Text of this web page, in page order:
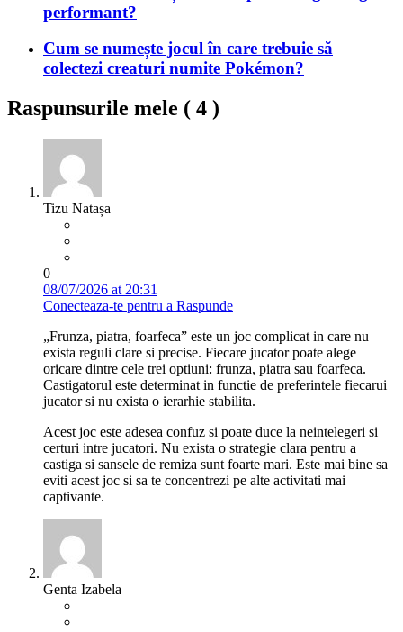
performant?
Cum se numește jocul în care trebuie să
colectezi creaturi numite Pokémon?
Raspunsurile mele ( 4 )
Tizu Natașa
0
08/07/2026 at 20:31
Conecteaza-te pentru a Raspunde
„Frunza, piatra, foarfeca” este un joc complicat in care nu
exista reguli clare si precise. Fiecare jucator poate alege
oricare dintre cele trei optiuni: frunza, piatra sau foarfeca.
Castigatorul este determinat in functie de preferintele fiecarui
jucator si nu exista o ierarhie stabilita.
Acest joc este adesea confuz si poate duce la neintelegeri si
certuri intre jucatori. Nu exista o strategie clara pentru a
castiga si sansele de remiza sunt foarte mari. Este mai bine sa
eviti acest joc si sa te concentrezi pe alte activitati mai
captivante.
Genta Izabela